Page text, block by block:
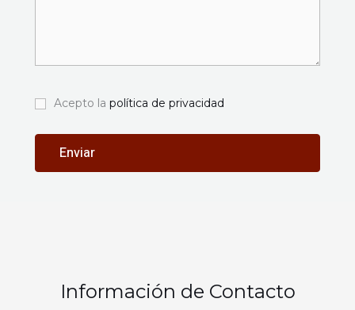
Acepto la política de privacidad
Información de Contacto